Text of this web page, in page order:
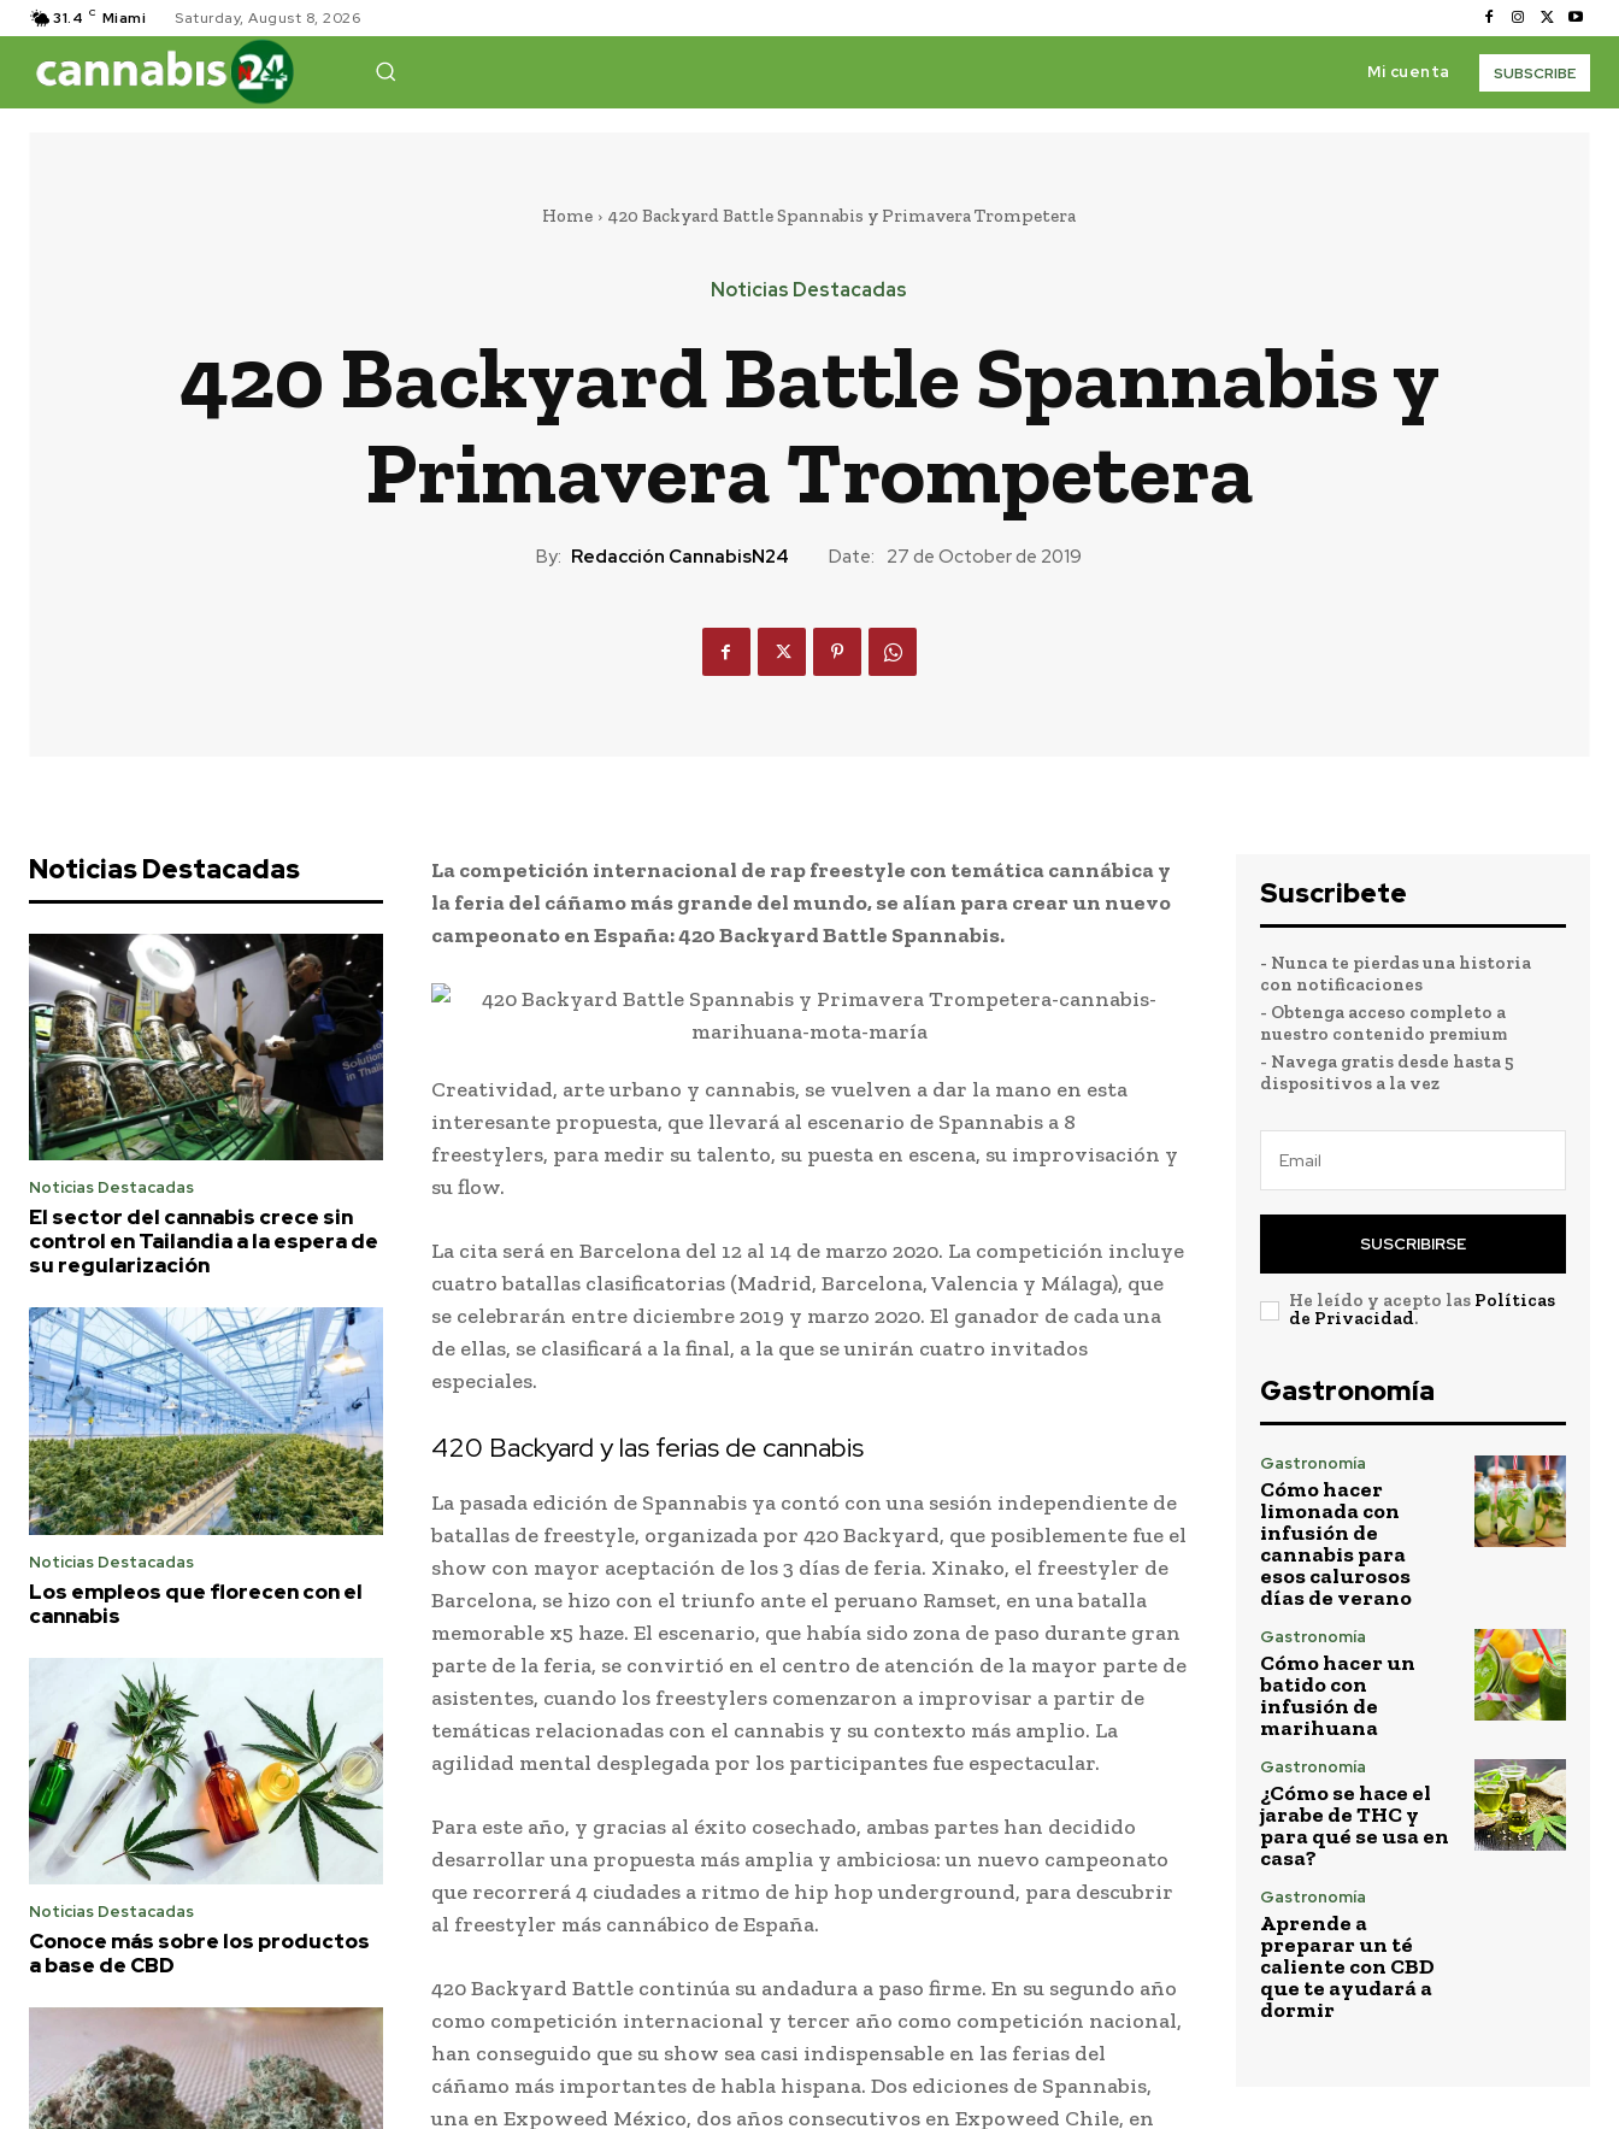
31.4 C Miami Saturday, August 8, 2026
Mi cuenta SUBSCRIBE
Home 420 Backyard Battle Spannabis y Primavera Trompetera
Noticias Destacadas
420 Backyard Battle Spannabis y
Primavera Trompetera
By: Redacción CannabisN24 Date: 27 de October de 2019
Noticias Destacadas
Noticias Destacadas
El sector del cannabis crece sin
control en Tailandia a la espera de
su regularización
Noticias Destacadas
Los empleos que florecen con el
cannabis
Noticias Destacadas
Conoce más sobre los productos
a base de CBD
La competición internacional de rap freestyle con temática cannábica y
la feria del cáñamo más grande del mundo, se alían para crear un nuevo
campeonato en España: 420 Backyard Battle Spannabis.
Creatividad, arte urbano y cannabis, se vuelven a dar la mano en esta
interesante propuesta, que llevará al escenario de Spannabis a 8
freestylers, para medir su talento, su puesta en escena, su improvisación y
su flow.
La cita será en Barcelona del 12 al 14 de marzo 2020. La competición incluye
cuatro batallas clasificatorias (Madrid, Barcelona, Valencia y Málaga), que
se celebrarán entre diciembre 2019 y marzo 2020. El ganador de cada una
de ellas, se clasificará a la final, a la que se unirán cuatro invitados
especiales.
420 Backyard y las ferias de cannabis
La pasada edición de Spannabis ya contó con una sesión independiente de
batallas de freestyle, organizada por 420 Backyard, que posiblemente fue el
show con mayor aceptación de los 3 días de feria. Xinako, el freestyler de
Barcelona, se hizo con el triunfo ante el peruano Ramset, en una batalla
memorable x5 haze. El escenario, que había sido zona de paso durante gran
parte de la feria, se convirtió en el centro de atención de la mayor parte de
asistentes, cuando los freestylers comenzaron a improvisar a partir de
temáticas relacionadas con el cannabis y su contexto más amplio. La
agilidad mental desplegada por los participantes fue espectacular.
Para este año, y gracias al éxito cosechado, ambas partes han decidido
desarrollar una propuesta más amplia y ambiciosa: un nuevo campeonato
que recorrerá 4 ciudades a ritmo de hip hop underground, para descubrir
al freestyler más cannábico de España.
420 Backyard Battle continúa su andadura a paso firme. En su segundo año
como competición internacional y tercer año como competición nacional,
han conseguido que su show sea casi indispensable en las ferias del
cáñamo más importantes de habla hispana. Dos ediciones de Spannabis,
una en Expoweed México, dos años consecutivos en Expoweed Chile, en
Suscribete
- Nunca te pierdas una historia
con notificaciones
- Obtenga acceso completo a
nuestro contenido premium
- Navega gratis desde hasta 5
dispositivos a la vez
SUSCRIBIRSE
He leído y acepto las Políticas
de Privacidad.
Gastronomía
Gastronomía
Cómo hacer
limonada con
infusión de
cannabis para
esos calurosos
días de verano
Gastronomía
Cómo hacer un
batido con
infusión de
marihuana
Gastronomía
¿Cómo se hace el
jarabe de THC y
para qué se usa en
casa?
Gastronomía
Aprende a
preparar un té
caliente con CBD
que te ayudará a
dormir